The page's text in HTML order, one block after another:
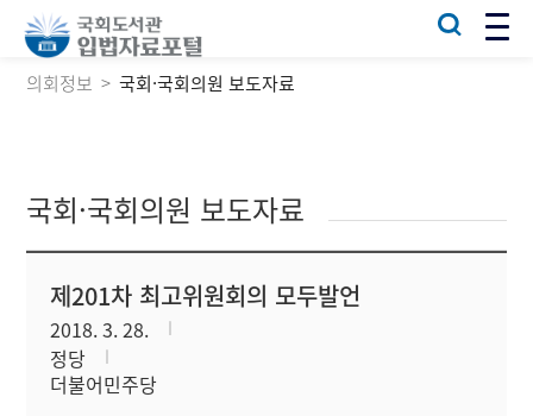
의회정보 국회·국회의원 보도자료
국회·국회의원 보도자료
제201차 최고위원회의 모두발언
2018. 3. 28.
정당
더불어민주당